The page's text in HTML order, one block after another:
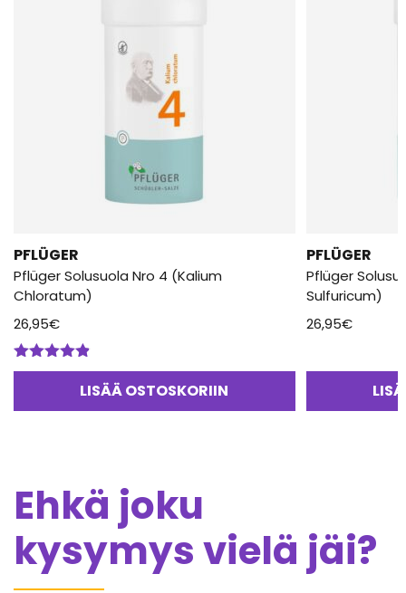
PFLÜGER
Pflüger Solusuola Nro 4 (Kalium
Chloratum)
26,95€
Arvostelu
LISÄÄ OSTOSKORIIN
PFLÜGER
Pflüger
Sulfuricum)
26,95€
Ehkä joku
kysymys vielä jäi?